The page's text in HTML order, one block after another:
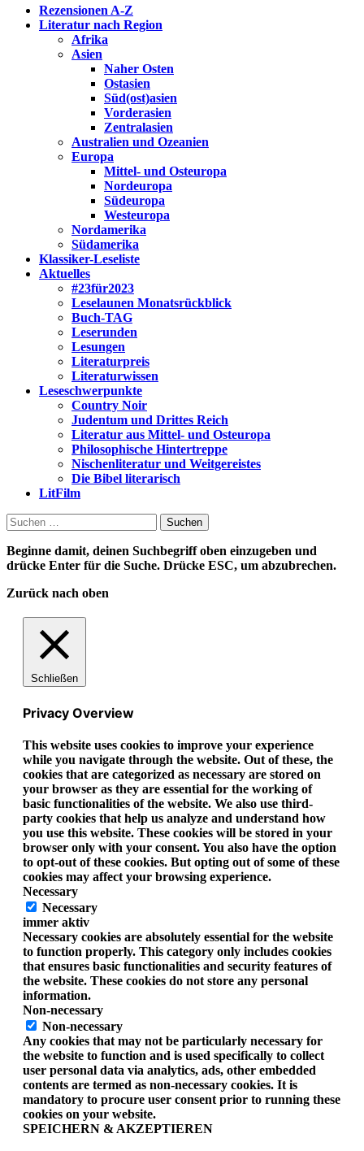
Rezensionen A-Z
Literatur nach Region
Afrika
Asien
Naher Osten
Ostasien
Süd(ost)asien
Vorderasien
Zentralasien
Australien und Ozeanien
Europa
Mittel- und Osteuropa
Nordeuropa
Südeuropa
Westeuropa
Nordamerika
Südamerika
Klassiker-Leseliste
Aktuelles
#23für2023
Leselaunen Monatsrückblick
Buch-TAG
Leserunden
Lesungen
Literaturpreis
Literaturwissen
Leseschwerpunkte
Country Noir
Judentum und Drittes Reich
Literatur aus Mittel- und Osteuropa
Philosophische Hintertreppe
Nischenliteratur und Weitgereistes
Die Bibel literarisch
LitFilm
Suchen
nach:
Beginne damit, deinen Suchbegriff oben einzugeben und
drücke Enter für die Suche. Drücke ESC, um abzubrechen.
Zurück nach oben
Schließen
Privacy Overview
This website uses cookies to improve your experience
while you navigate through the website. Out of these, the
cookies that are categorized as necessary are stored on
your browser as they are essential for the working of
basic functionalities of the website. We also use third-
party cookies that help us analyze and understand how
you use this website. These cookies will be stored in your
browser only with your consent. You also have the option
to opt-out of these cookies. But opting out of some of these
cookies may affect your browsing experience.
Necessary
Necessary
immer aktiv
Necessary cookies are absolutely essential for the website
to function properly. This category only includes cookies
that ensures basic functionalities and security features of
the website. These cookies do not store any personal
information.
Non-necessary
Non-necessary
Any cookies that may not be particularly necessary for
the website to function and is used specifically to collect
user personal data via analytics, ads, other embedded
contents are termed as non-necessary cookies. It is
mandatory to procure user consent prior to running these
cookies on your website.
SPEICHERN & AKZEPTIEREN